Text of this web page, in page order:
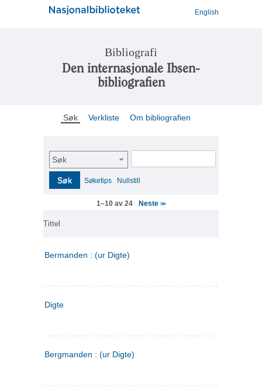
English
Bibliografi
Den internasjonale Ibsen-
bibliografien
Søk Verkliste Om bibliografien
Søk
Søk Søketips Nullstill
1–10 av 24 Neste>>
Tittel
Bermanden : (ur Digte)
Digte
Bergmanden : (ur Digte)